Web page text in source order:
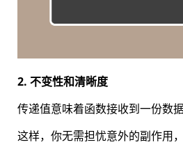
2. 不变性和清晰度
传递值意味着函数接收到一份数
这样，你无需担忧意外的副作用